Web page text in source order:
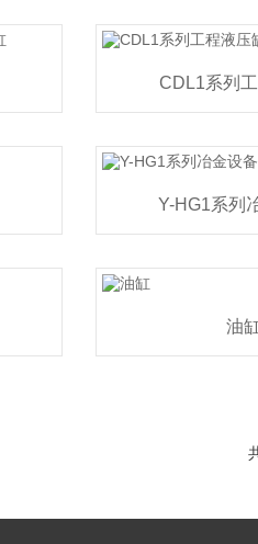
CDL1系列
Y-HG1系列
油